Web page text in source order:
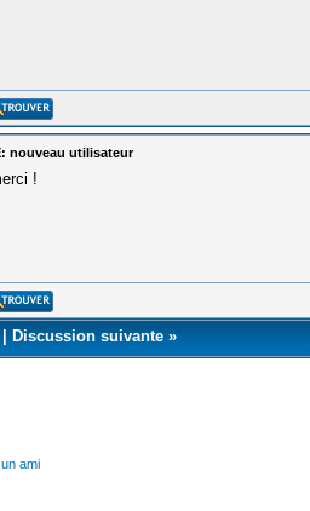
nouveau utilisateur
!
Discussion suivante »
ami